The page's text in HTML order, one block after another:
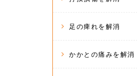
足の痺れを解消
かかとの痛みを解消